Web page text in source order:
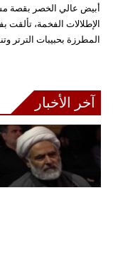
أبيض عالي الخصر بقصة
الإطلالات الفخمة،
المطرزة بحبيبات الترتر
آخر الأخبار